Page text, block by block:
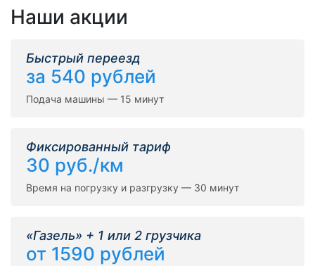
Наши акции
Быстрый переезд
за 540 рублей
Подача машины — 15 минут
Фиксированный тариф
30 руб./км
Время на погрузку и разгрузку — 30 минут
«Газель» + 1 или 2 грузчика
от 1590 рублей